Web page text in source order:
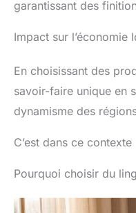
garantissant des
Impact sur l’économie
En choisissant des
savoir-faire unique en
dynamisme des
C’est dans ce
Pourquoi choisir du